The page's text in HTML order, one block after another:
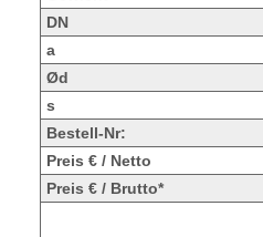
DN
a
Ød
s
Bestell-Nr:
Preis € / Netto
Preis € / Brutto*